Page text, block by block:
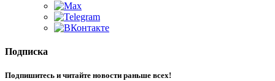
Подписка
Подпишитесь и читайте новости раньше всех!